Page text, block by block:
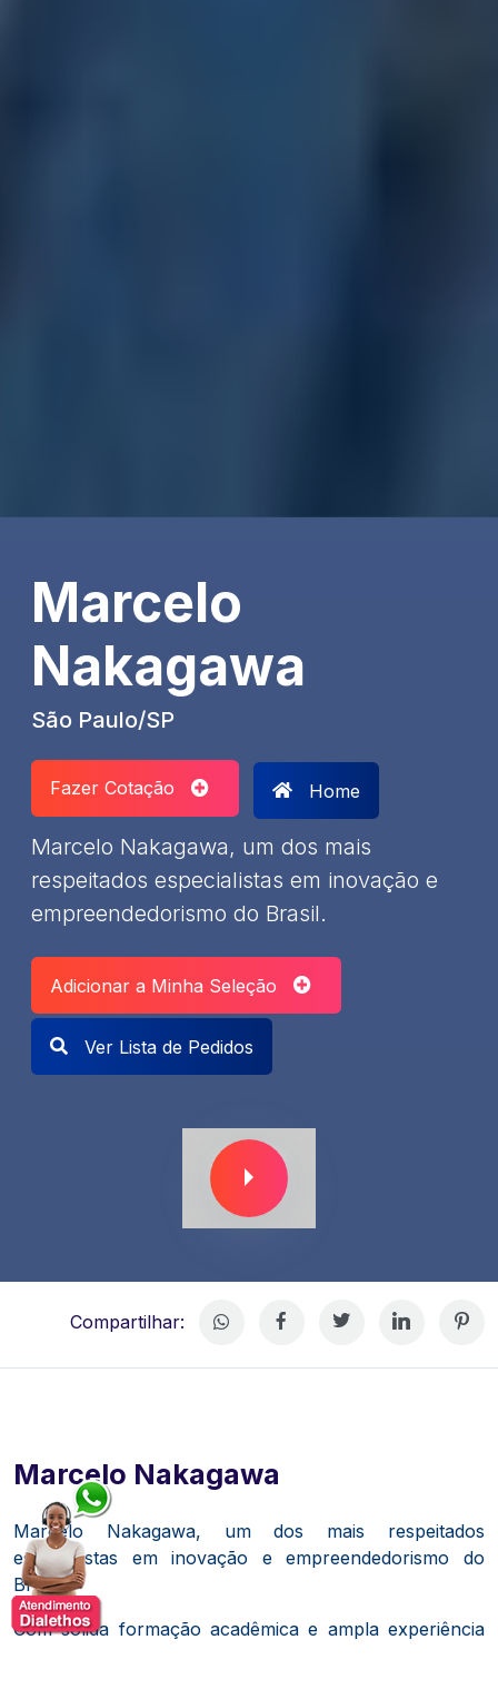
Marcelo
Nakagawa
São Paulo/SP
Fazer Cotação Home
Marcelo Nakagawa, um dos mais
respeitados especialistas em inovação e
empreendedorismo do Brasil.
Adicionar a Minha Seleção
Ver Lista de Pedidos
Compartilhar:
Marcelo Nakagawa
Marcelo Nakagawa, um dos mais respeitados
especialistas em inovação e empreendedorismo do
Brasil.
Com sólida formação acadêmica e ampla experiência